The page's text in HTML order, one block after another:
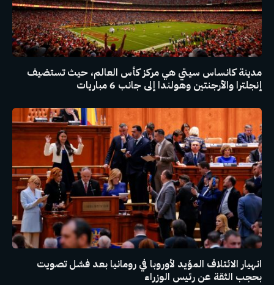
مدينة كانساس سيتي هي مركز كأس العالم، حيث تستضيف
إنجلترا والأرجنتين وهولندا إلى جانب 6 مباريات
انهيار الائتلاف المؤيد لأوروبا في رومانيا بعد فشل تصويت
بحجب الثقة عن رئيس الوزراء